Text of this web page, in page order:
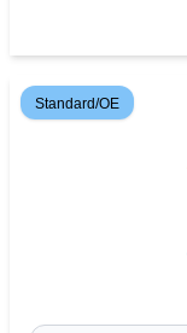
Standard/OE